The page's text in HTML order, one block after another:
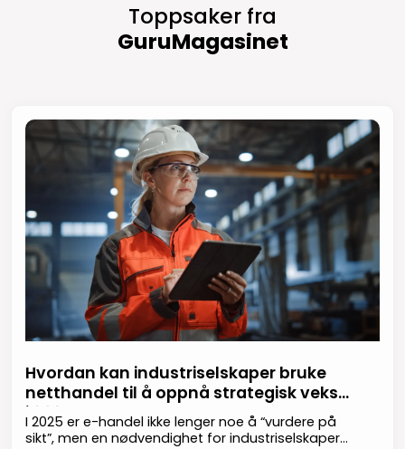
Toppsaker fra
GuruMagasinet
Hvordan kan industriselskaper bruke
netthandel til å oppnå strategisk vekst
i 2025?
I 2025 er e-handel ikke lenger noe å “vurdere på
sikt”, men en nødvendighet for industriselskaper